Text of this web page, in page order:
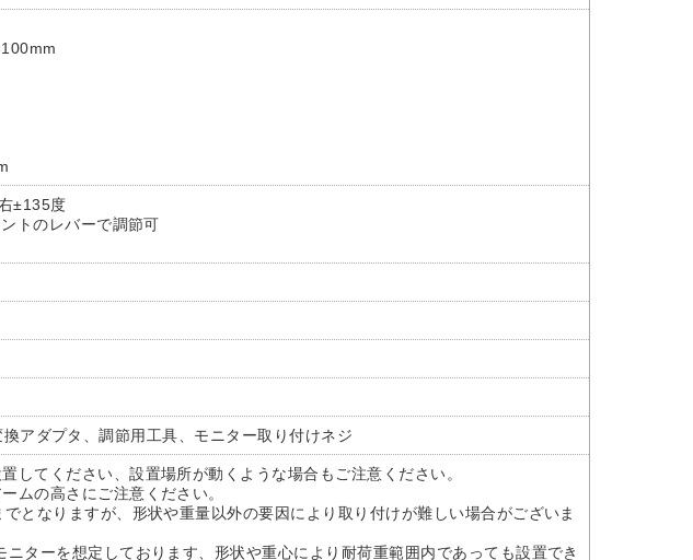
±135度
トのレバーで調節可
アダプタ、調節用工具、モニター取り付けネジ
してください、設置場所が動くような場合もご注意ください。
ムの高さにご注意ください。
となりますが、形状や重量以外の要因により取り付けが難しい場合がございま
ニターを想定しております、形状や重心により耐荷重範囲内であっても設置でき